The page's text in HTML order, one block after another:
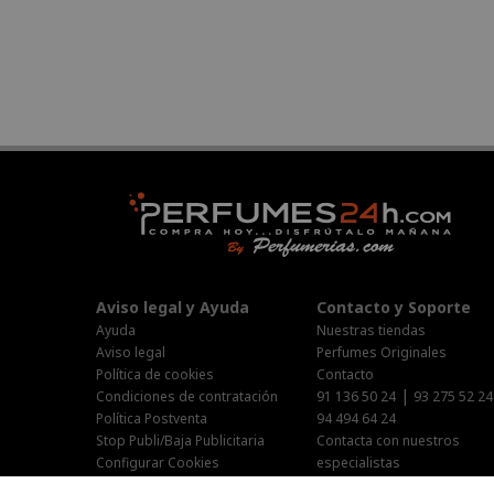
Aviso legal y Ayuda
Ayuda
Aviso legal
Política de cookies
Condiciones de contratación
Política Postventa
Stop Publi/Baja Publicitaria
Configurar Cookies
Contacto y Soporte
Nuestras tiendas
Perfumes Originales
Contacto
91 136 50 24 | 93 275 52 24
94 494 64 24
Contacta con nuestros
especialistas